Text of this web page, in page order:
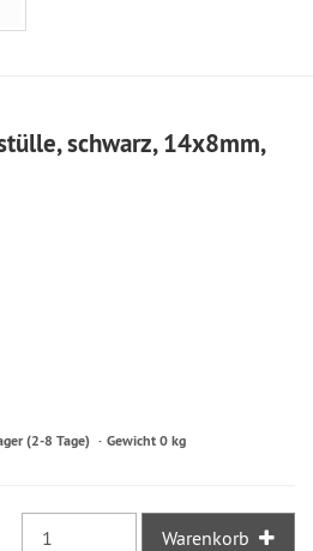
schwarz, 14x8mm,
(2-8 Tage) Gewicht 0 kg
Warenkorb